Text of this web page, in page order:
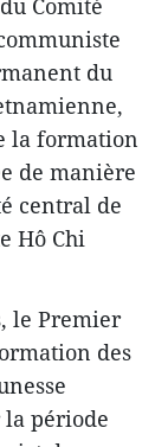
Comité
du
la formation
de manière
central de
Hô Chi
le Premier
des
période